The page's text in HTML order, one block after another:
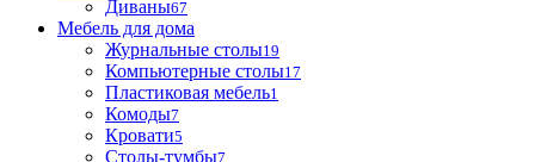
Диваны67
Мебель для дома
Журнальные столы19
Компьютерные столы17
Пластиковая мебель1
Комоды7
Кровати5
Столы-тумбы7